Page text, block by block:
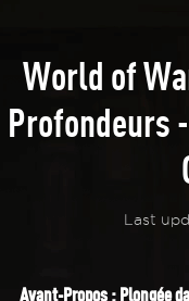
World of
Profondeurs
Last
Avant-Propos : Plongée